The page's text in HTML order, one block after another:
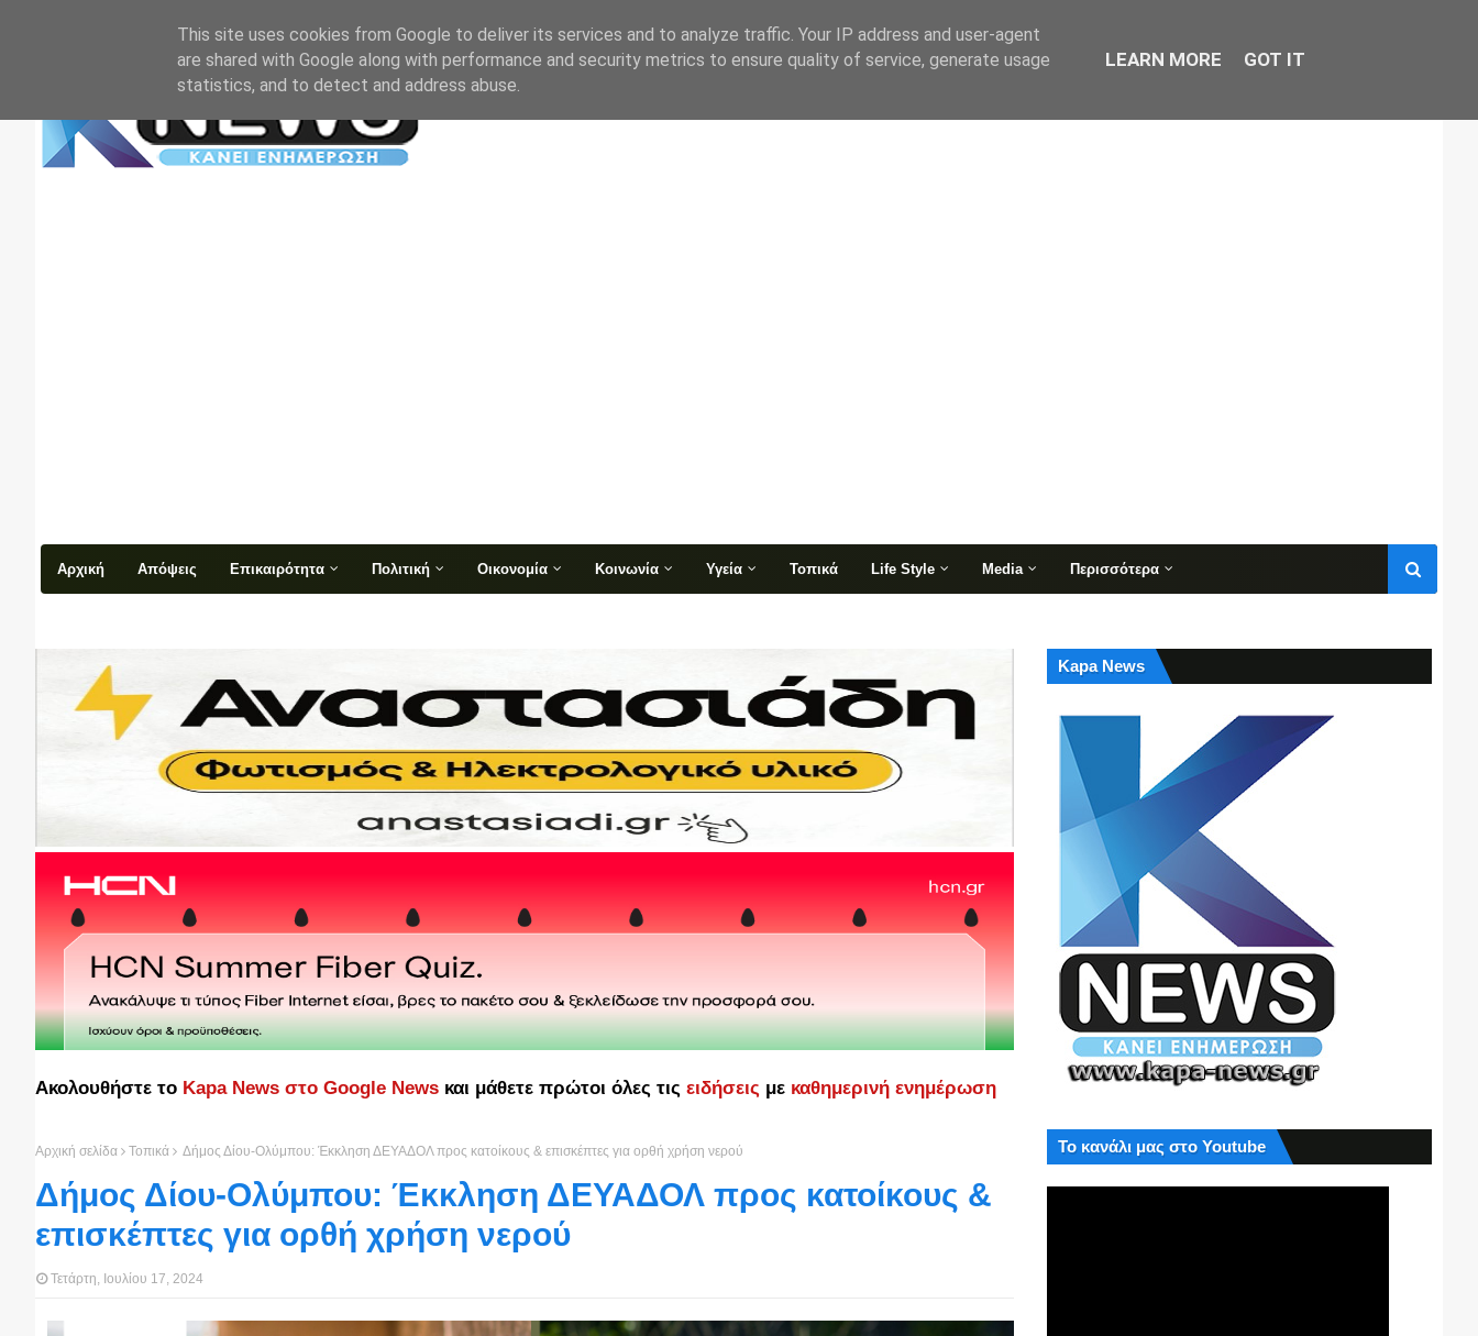
Αρχική Απόψεις Επικαιρότητα Πολιτική Οικονομία Κοινωνία Υγεία Τοπικά Life Style Media Περισσότερα
Ακολουθήστε το Kapa News στο Google News και μάθετε πρώτοι όλες τις ειδήσεις με καθημερινή ενημέρωση
Αρχική σελίδα Τοπικά Δήμος Δίου-Ολύμπου: Έκκληση ΔΕΥΑΔΟΛ προς κατοίκους & επισκέπτες για ορθή χρήση νερού
Δήμος Δίου-Ολύμπου: Έκκληση ΔΕΥΑΔΟΛ προς κατοίκους &
επισκέπτες για ορθή χρήση νερού
Τετάρτη, Ιουλίου 17, 2024
Kapa News
Το κανάλι μας στο Youtube
This site uses cookies from Google to deliver its services and to analyze traffic. Your IP address and user-agent
are shared with Google along with performance and security metrics to ensure quality of service, generate usage
statistics, and to detect and address abuse.
LEARN MORE GOT IT